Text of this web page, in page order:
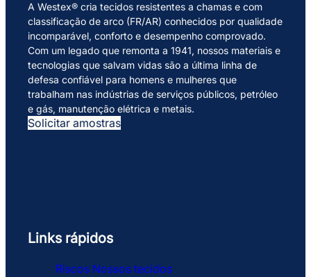
A Westex® cria tecidos resistentes a chamas e com
classificação de arco (FR/AR) conhecidos por qualidade
incomparável, conforto e desempenho comprovado.
Com um legado que remonta a 1941, nossos materiais e
tecnologias que salvam vidas são a última linha de
defesa confiável para homens e mulheres que
trabalham nas indústrias de serviços públicos, petróleo
e gás, manutenção elétrica e metais.
Solicitar amostras
Links rápidos
Riscos Nossos tecidos